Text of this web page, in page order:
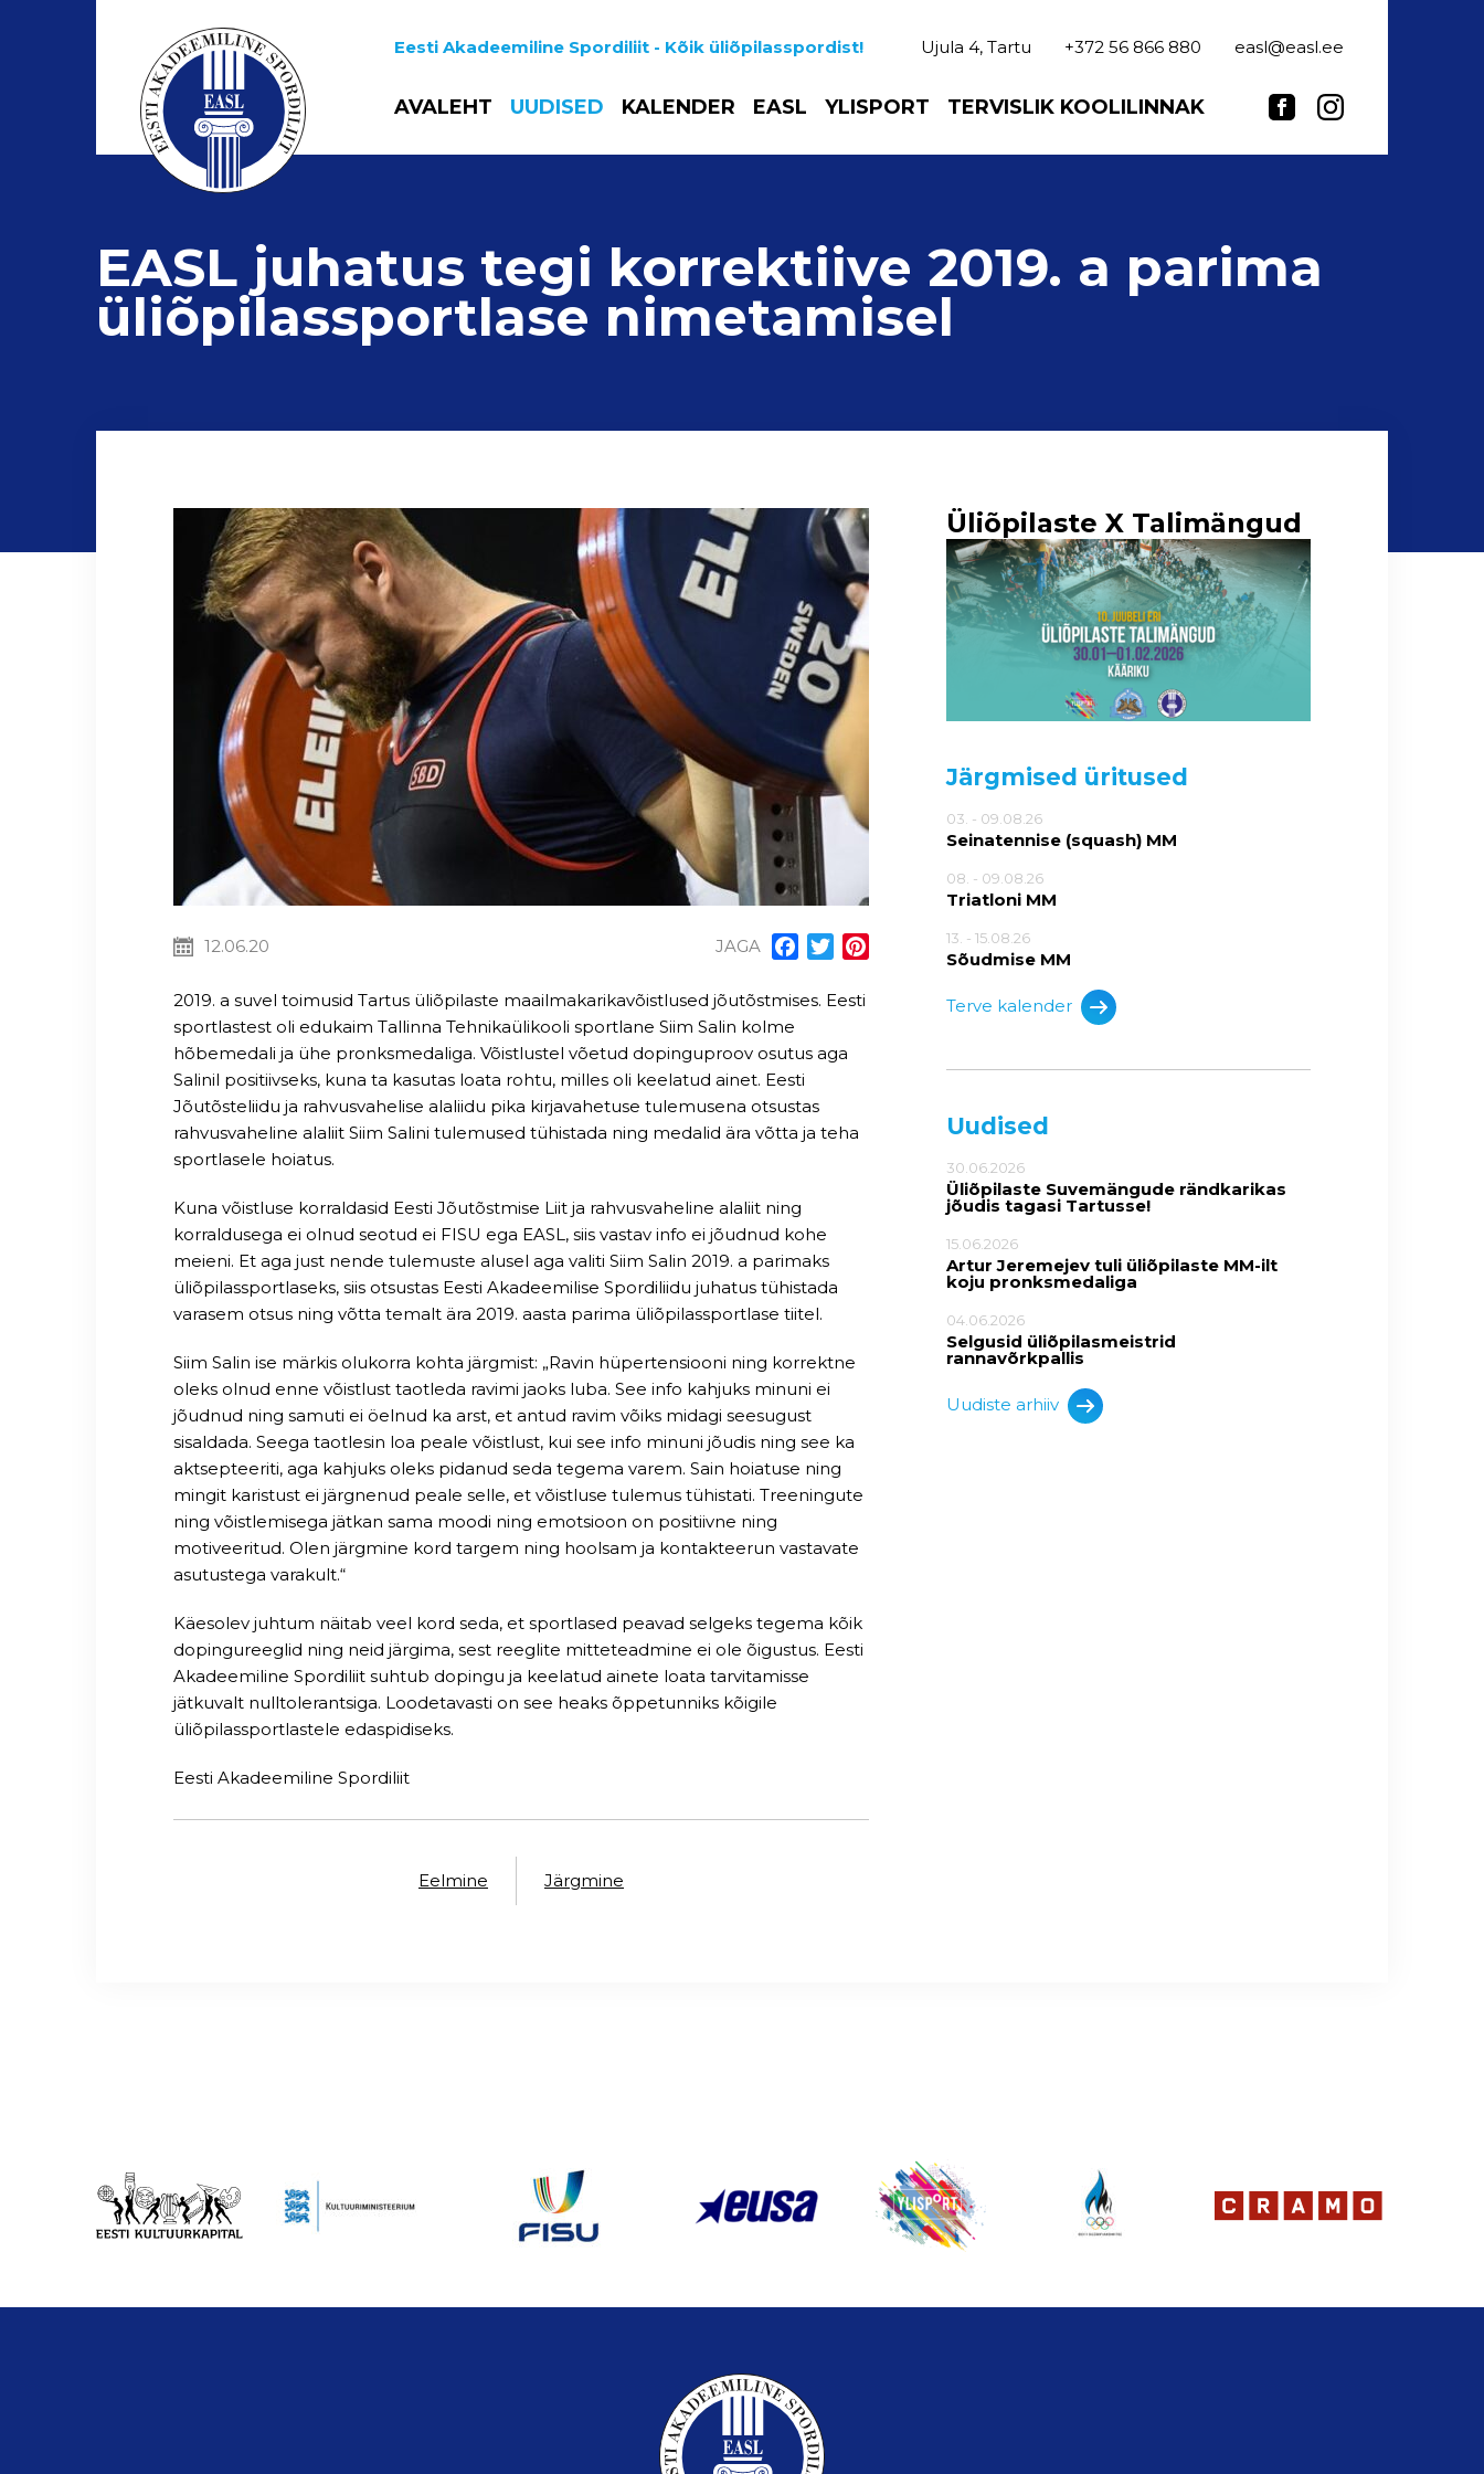
Eesti Akadeemiline Spordiliit - Kõik üliõpilasspordist! Ujula 4, Tartu +372 56 866 880 easl@easl.ee
AVALEHT UUDISED KALENDER EASL YLISPORT TERVISLIK KOOLILINNAK
EASL juhatus tegi korrektiive 2019. a parima
üliõpilassportlase nimetamisel
Üliõpilaste X Talimängud
Järgmised üritused
03. - 09.08.26
Seinatennise (squash) MM
08. - 09.08.26
Triatloni MM
13. - 15.08.26
Sõudmise MM
Terve kalender
Uudised
30.06.2026
Üliõpilaste Suvemängude rändkarikas
jõudis tagasi Tartusse!
15.06.2026
Artur Jeremejev tuli üliõpilaste MM-ilt
koju pronksmedaliga
04.06.2026
Selgusid üliõpilasmeistrid
rannavõrkpallis
Uudiste arhiiv
12.06.20 JAGA Facebook
TwitterPinterest
2019. a suvel toimusid Tartus üliõpilaste maailmakarikavõistlused jõutõstmises. Eesti
sportlastest oli edukaim Tallinna Tehnikaülikooli sportlane Siim Salin kolme
hõbemedali ja ühe pronksmedaliga. Võistlustel võetud dopinguproov osutus aga
Salinil positiivseks, kuna ta kasutas loata rohtu, milles oli keelatud ainet. Eesti
Jõutõsteliidu ja rahvusvahelise alaliidu pika kirjavahetuse tulemusena otsustas
rahvusvaheline alaliit Siim Salini tulemused tühistada ning medalid ära võtta ja teha
sportlasele hoiatus.
Kuna võistluse korraldasid Eesti Jõutõstmise Liit ja rahvusvaheline alaliit ning
korraldusega ei olnud seotud ei FISU ega EASL, siis vastav info ei jõudnud kohe
meieni. Et aga just nende tulemuste alusel aga valiti Siim Salin 2019. a parimaks
üliõpilassportlaseks, siis otsustas Eesti Akadeemilise Spordiliidu juhatus tühistada
varasem otsus ning võtta temalt ära 2019. aasta parima üliõpilassportlase tiitel.
Siim Salin ise märkis olukorra kohta järgmist: „Ravin hüpertensiooni ning korrektne
oleks olnud enne võistlust taotleda ravimi jaoks luba. See info kahjuks minuni ei
jõudnud ning samuti ei öelnud ka arst, et antud ravim võiks midagi seesugust
sisaldada. Seega taotlesin loa peale võistlust, kui see info minuni jõudis ning see ka
aktsepteeriti, aga kahjuks oleks pidanud seda tegema varem. Sain hoiatuse ning
mingit karistust ei järgnenud peale selle, et võistluse tulemus tühistati. Treeningute
ning võistlemisega jätkan sama moodi ning emotsioon on positiivne ning
motiveeritud. Olen järgmine kord targem ning hoolsam ja kontakteerun vastavate
asutustega varakult.“
Käesolev juhtum näitab veel kord seda, et sportlased peavad selgeks tegema kõik
dopingureeglid ning neid järgima, sest reeglite mitteteadmine ei ole õigustus. Eesti
Akadeemiline Spordiliit suhtub dopingu ja keelatud ainete loata tarvitamisse
jätkuvalt nulltolerantsiga. Loodetavasti on see heaks õppetunniks kõigile
üliõpilassportlastele edaspidiseks.
Eesti Akadeemiline Spordiliit
Eelmine Järgmine